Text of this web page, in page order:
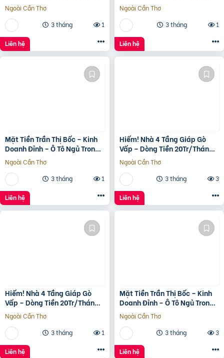
Ngoài Cần Thơ
3 tháng
1
Liên hệ
Ngoài Cần Thơ
3 tháng
1
Liên hệ
Mặt Tiền Trần Thị Bốc – Kinh
Doanh Đỉnh – Ô Tô Ngủ Trong
Nhà
Ngoài Cần Thơ
3 tháng
1
Liên hệ
Hiếm! Nhà 4 Tầng Giáp Gò
Vấp – Dòng Tiền 20Tr/Tháng
– Tương Lai Ra Mặt Tiền 12M
Ngoài Cần Thơ
3 tháng
3
Liên hệ
Hiếm! Nhà 4 Tầng Giáp Gò
Vấp – Dòng Tiền 20Tr/Tháng
– Tương Lai Ra Mặt Tiền 12M
Ngoài Cần Thơ
3 tháng
1
Liên hệ
Mặt Tiền Trần Thị Bốc – Kinh
Doanh Đỉnh – Ô Tô Ngủ Trong
Nhà
Ngoài Cần Thơ
3 tháng
3
Liên hệ